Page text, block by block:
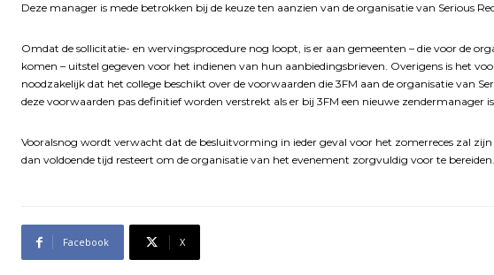
Deze manager is mede betrokken bij de keuze ten aanzien van de organisatie van Serious
Omdat de sollicitatie- en wervingsprocedure nog loopt, is er aan gemeenten – die voor de
komen – uitstel gegeven voor het indienen van hun aanbiedingsbrieven. Overigens is het
noodzakelijk dat het college beschikt over de voorwaarden die 3FM aan de organisatie van
deze voorwaarden pas definitief worden verstrekt als er bij 3FM een nieuwe zendermanager
Vooralsnog wordt verwacht dat de besluitvorming in ieder geval voor het zomerreces zal zijn
dan voldoende tijd resteert om de organisatie van het evenement zorgvuldig voor te bereiden.
Facebook X